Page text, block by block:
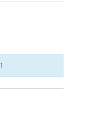
1